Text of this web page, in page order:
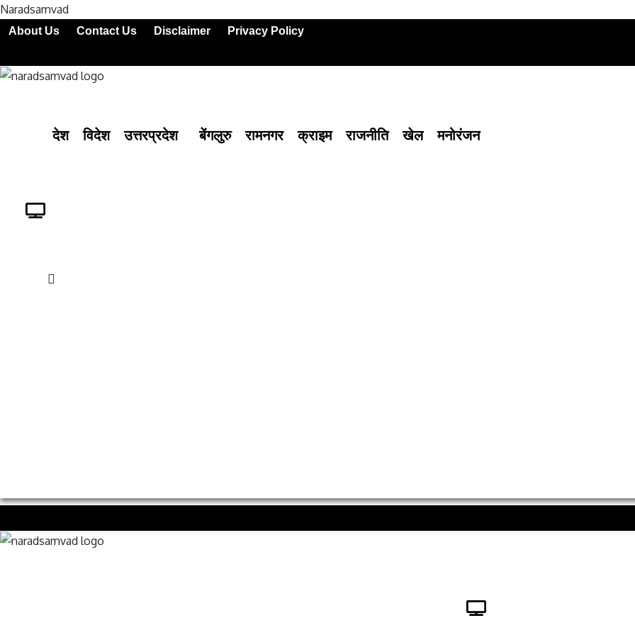
Naradsamvad
About Us Contact Us Disclaimer Privacy Policy
देश विदेश उत्तरप्रदेश बेंगलुरु रामनगर क्राइम राजनीति खेल मनोरंजन